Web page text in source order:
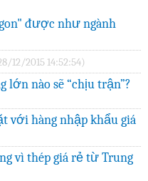
được như ngành
12/2015 14:52:54)
lớn nào sẽ “chịu trận”?
với hàng nhập khẩu giá
vì thép giá rẻ từ Trung